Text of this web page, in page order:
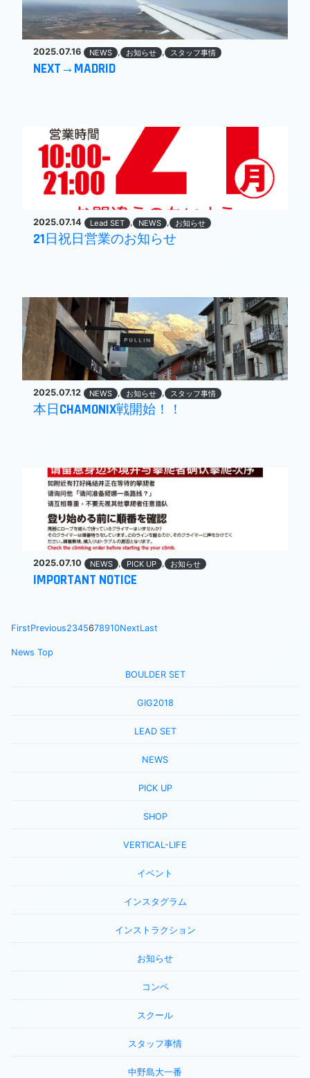
2025.07.16 NEWS , お知らせ , スタッフ事情
NEXT→MADRID
2025.07.14 Lead SET , NEWS , お知らせ
21日祝日営業のお知らせ
2025.07.12 NEWS , お知らせ , スタッフ事情
本日CHAMONIX戦開始！！
2025.07.10 NEWS , PICK UP , お知らせ
IMPORTANT NOTICE
FirstPrevious2345678910NextLast
News Top
BOULDER SET
GIG2018
LEAD SET
NEWS
PICK UP
SHOP
VERTICAL-LIFE
イベント
インスタグラム
インストラクション
お知らせ
コンペ
スクール
スタッフ事情
中野島大一番